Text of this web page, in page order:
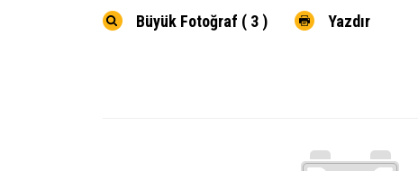
Büyük Fotoğraf ( 3 ) Yazdır